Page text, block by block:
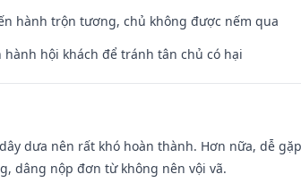
hành trộn tương, chủ không được nếm qua
hội khách để tránh tân chủ có hại
dưa nên rất khó hoàn thành. Hơn nữa, dễ
dâng nộp đơn từ không nên vội vã.